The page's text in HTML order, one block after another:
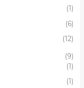
(1)
(6)
(12)
(9)
(1)
(1)